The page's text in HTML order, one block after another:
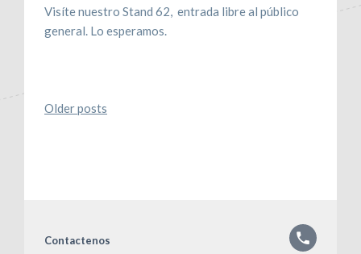
Visíte nuestro Stand 62, entrada libre al público
general. Lo esperamos.
Posts
Older posts
Contactenos